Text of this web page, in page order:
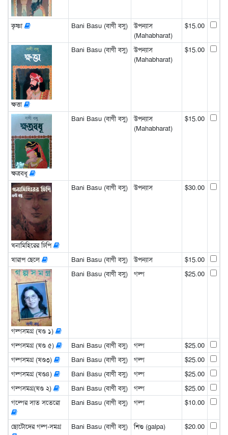
কৃষ্ণা Bani Basu (বাণী বসু)
উপন্যাস
(Mahabharat)
$15.00
ক্ষত্তা
Bani Basu (বাণী বসু)
উপন্যাস
(Mahabharat)
$15.00
ক্ষত্রবধূ
Bani Basu (বাণী বসু)
উপন্যাস
(Mahabharat)
$15.00
খনামিহিরের ঢিপি
Bani Basu (বাণী বসু) উপন্যাস $30.00
খারাপ ছেলে Bani Basu (বাণী বসু) উপন্যাস $15.00
গল্পসমগ্র (খণ্ড ১)
Bani Basu (বাণী বসু) গল্প $25.00
গল্পসমগ্র (খণ্ড ৫) Bani Basu (বাণী বসু) গল্প
$25.00
গল্পসমগ্র (খণ্ড৩)
Bani Basu (বাণী বসু) গল্প
$25.00
গল্পসমগ্র (খণ্ড৪)
Bani Basu (বাণী বসু) গল্প
$25.00
গল্পসমগ্র(খণ্ড ২)
Bani Basu (বাণী বসু) গল্প
$25.00
গল্পের সাত সতেরো
Bani Basu (বাণী বসু) গল্প $10.00
ছোটোদের গল্প-সমগ্র Bani Basu (বাণী বসু) শিশু (galpa) $20.00